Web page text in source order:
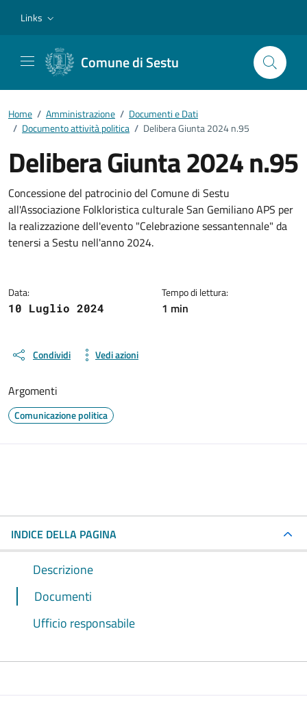
Links
Comune di Sestu
Home / Amministrazione / Documenti e Dati
/ Documento attività politica / Delibera Giunta 2024 n.95
Delibera Giunta 2024 n.95
Dettagli del documento
Concessione del patrocinio del Comune di Sestu
all'Associazione Folkloristica culturale San Gemiliano APS per
la realizzazione dell'evento "Celebrazione sessantennale" da
tenersi a Sestu nell'anno 2024.
Data:
10 Luglio 2024
Tempo di lettura:
1 min
Condividi Vedi azioni
Argomenti
Comunicazione politica
INDICE DELLA PAGINA
Descrizione
Documenti
Ufficio responsabile